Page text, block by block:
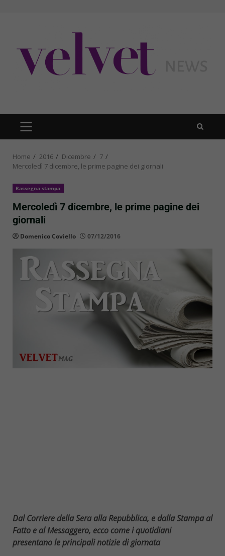
PRIMARY
MENU
Home 2016 Dicembre
7
Mercoledì 7 dicembre, le prime pagine dei giornali
Rassegna stampa
Mercoledì 7 dicembre, le prime pagine dei
giornali
Domenico Coviello 07/12/2016
Dal Corriere della Sera alla Repubblica, e dalla Stampa al
Fatto e al Messaggero, ecco come i quotidiani
presentano le principali notizie di giornata